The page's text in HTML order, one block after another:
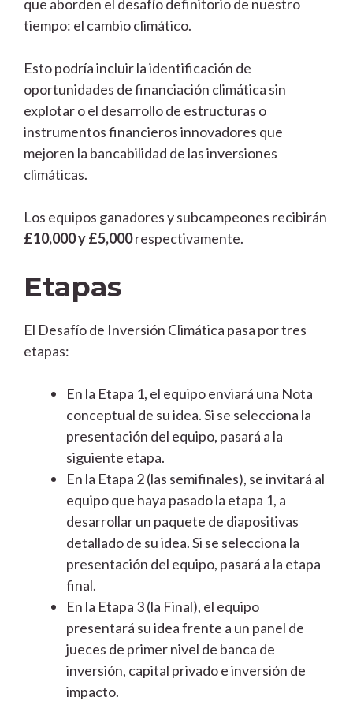
que aborden el desafío definitorio de nuestro
tiempo: el cambio climático.
Esto podría incluir la identificación de
oportunidades de financiación climática sin
explotar o el desarrollo de estructuras o
instrumentos financieros innovadores que
mejoren la bancabilidad de las inversiones
climáticas.
Los equipos ganadores y subcampeones recibirán
£10,000 y £5,000respectivamente.
Etapas
El Desafío de Inversión Climática pasa por tres
etapas:
En la Etapa 1, el equipo enviará una Nota
conceptual de su idea. Si se selecciona la
presentación del equipo, pasará a la
siguiente etapa.
En la Etapa 2 (las semifinales), se invitará al
equipo que haya pasado la etapa 1, a
desarrollar un paquete de diapositivas
detallado de su idea. Si se selecciona la
presentación del equipo, pasará a la etapa
final.
En la Etapa 3 (la Final), el equipo
presentará su idea frente a un panel de
jueces de primer nivel de banca de
inversión, capital privado e inversión de
impacto.